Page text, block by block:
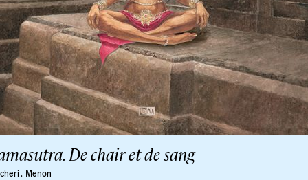
De chair et de sang
. Menon